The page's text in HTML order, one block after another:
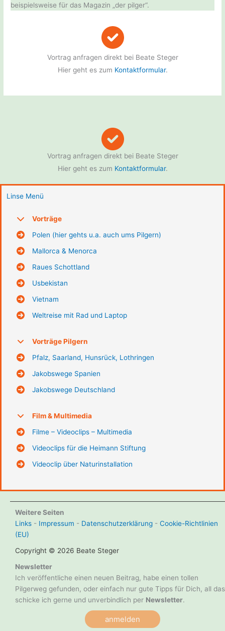
beispielsweise für das Magazin „der pilger“.
Vortrag anfragen direkt bei Beate Steger
Hier geht es zum Kontaktformular.
Vortrag anfragen direkt bei Beate Steger
Hier geht es zum Kontaktformular.
Linse Menü
Vorträge
Polen (hier gehts u.a. auch ums Pilgern)
Mallorca & Menorca
Raues Schottland
Usbekistan
Vietnam
Weltreise mit Rad und Laptop
Vorträge Pilgern
Pfalz, Saarland, Hunsrück, Lothringen
Jakobswege Spanien
Jakobswege Deutschland
Film & Multimedia
Filme – Videoclips – Multimedia
Videoclips für die Heimann Stiftung
Videoclip über Naturinstallation
Weitere Seiten
Links - Impressum - Datenschutzerklärung - Cookie-Richtlinien
(EU)
Copyright © 2026 Beate Steger
Newsletter
Ich veröffentliche einen neuen Beitrag, habe einen tollen
Pilgerweg gefunden, oder einfach nur gute Tipps für Dich, all das
schicke ich gerne und unverbindlich per Newsletter.
anmelden